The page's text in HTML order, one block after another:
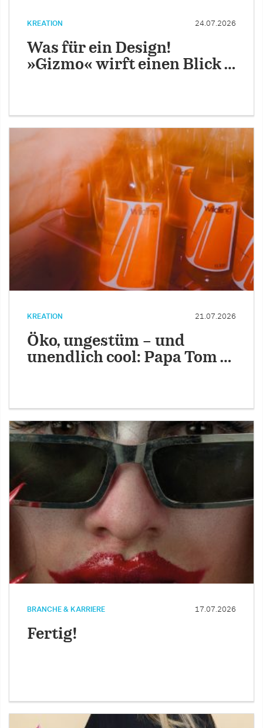
KREATION 24.07.2026
Was für ein Design!
»Gizmo« wirft einen Blick …
KREATION 21.07.2026
Öko, ungestüm – und
unendlich cool: Papa Tom …
BRANCHE & KARRIERE 17.07.2026
Fertig!